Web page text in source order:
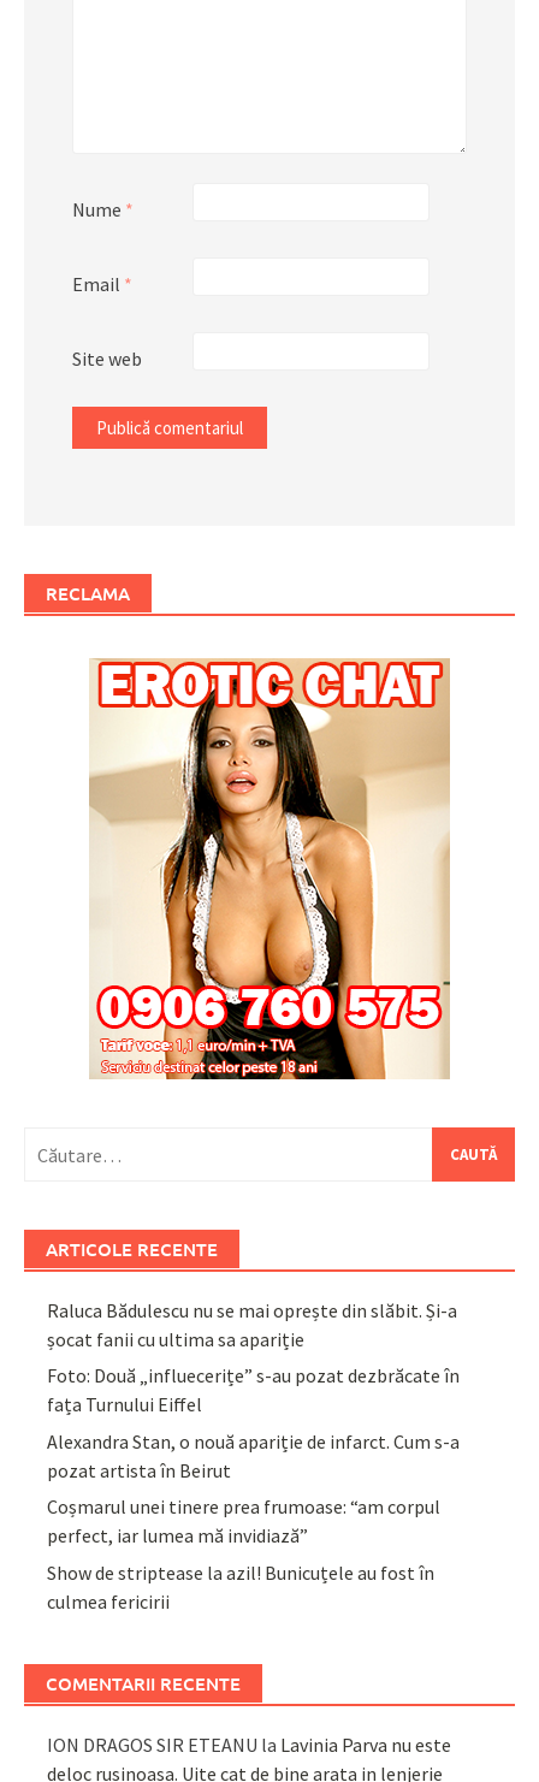
Nume *
Email *
Site web
RECLAMA
după:
ARTICOLE RECENTE
Raluca Bădulescu nu se mai oprește din slăbit. Și-a
șocat fanii cu ultima sa apariție
Foto: Două „influecerițe” s-au pozat dezbrăcate în
fața Turnului Eiffel
Alexandra Stan, o nouă apariție de infarct. Cum s-a
pozat artista în Beirut
Coșmarul unei tinere prea frumoase: “am corpul
perfect, iar lumea mă invidiază”
Show de striptease la azil! Bunicuțele au fost în
culmea fericirii
COMENTARII RECENTE
ION DRAGOS SIR ETEANU la Lavinia Parva nu este
deloc rusinoasa. Uite cat de bine arata in lenjerie